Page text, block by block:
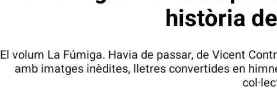
història
El volum La Fúmiga. Havia de passar, de Vicent
amb imatges inèdites, lletres convertides en